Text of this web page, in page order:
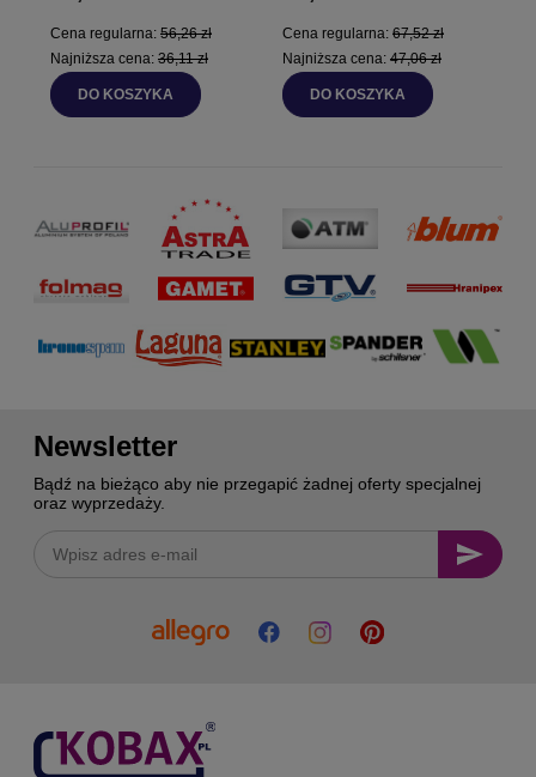
Cena regularna: 56,26 zł
Najniższa cena: 36,11 zł
DO KOSZYKA
Cena regularna:67,52 zł
Najniższa cena:47,06 zł
DO KOSZYKA
Newsletter
Bądź na bieżąco aby nie przegapić żadnej oferty specjalnej
oraz wyprzedaży.